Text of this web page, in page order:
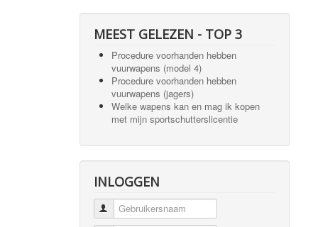
MEEST GELEZEN - TOP 3
Procedure voorhanden hebben
vuurwapens (model 4)
Procedure voorhanden hebben
vuurwapens (jagers)
Welke wapens kan en mag ik kopen
met mijn sportschutterslicentie
INLOGGEN
Gebruikersnaam